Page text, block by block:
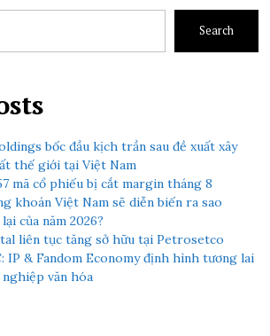
Search
bốc đầu kịch trần sau đề xuất xây
thế giới tại Việt Nam
mã cổ phiếu bị cắt margin tháng 8
khoán Việt Nam sẽ diễn biến ra sao
của năm 2026?
liên tục tăng sở hữu tại Petrosetco
IP & Fandom Economy định hình tương lai
văn hóa